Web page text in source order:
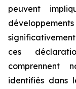
peuvent
ces
comprennent
identifiés dans